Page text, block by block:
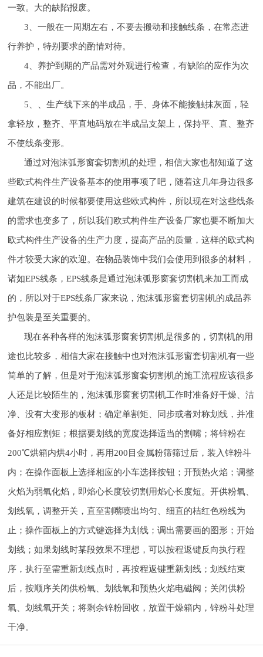
一致。大的缺陷报废。
3、一般在一周期左右，不要去搬动和接触线条，在常态进
行养护，特别要求的酌情对待。
4、养护到期的产品需对外观进行检查，有缺陷的应作为次
品，不能出厂。
5、、生产线下来的半成品，手、身体不能接触抹灰面，轻
拿轻放，整齐、平直地码放在半成品支架上，保持平、直、整齐
不使线条变形。
通过对泡沫弧形窗套切割机的处理，相信大家也都知道了这
些欧式构件生产设备基本的使用事项了吧，随着这几年身边很多
建筑在建设的时候都要使用这些欧式构件，所以现在对这些线条
的需求也变多了，所以我们欧式构件生产设备厂家也要不断加大
欧式构件生产设备的生产力度，提高产品的质量，这样的欧式构
件才较受大家的欢迎。在物品装饰中我们会使用到很多的材料，
诸如EPS线条，EPS线条是通过泡沫弧形窗套切割机来加工而成
的，所以对于EPS线条厂家来说，泡沫弧形窗套切割机的成品养
护包装是至关重要的。
现在各种各样的泡沫弧形窗套切割机是很多的，切割机的用
途也比较多，相信大家在接触中也对泡沫弧形窗套切割机有一些
简单的了解，但是对于泡沫弧形窗套切割机的施工流程应该很多
人还是比较陌生的，泡沫弧形窗套切割机工作时准备好干燥、洁
净、没有大变形的板材；确定单割矩、同步或者对称划线，并准
备好相应割矩；根据要划线的宽度选择适当的割嘴；将锌粉在
200℃烘箱内烘4小时，再用200目金属粉筛筛过后，装入锌粉斗
内；在操作面板上选择相应的小车选择按钮；开预热火焰；调整
火焰为弱氧化焰，即焰心长度较切割用焰心长度短。开供粉氧、
划线氧，调整开关，直至割嘴喷出均匀、细直的桔红色粉线为
止；操作面板上的方式键选择为划线；调出需要画的图形；开始
划线；如果划线时某段效果不理想，可以按程返键反向执行程
序，执行至需重新划线点时，再按程返键重新划线；划线结束
后，按顺序关闭供粉氧、划线氧和预热火焰电磁阀；关闭供粉
氧、划线氧开关；将剩余锌粉回收，放置干燥箱内，锌粉斗处理
干净。